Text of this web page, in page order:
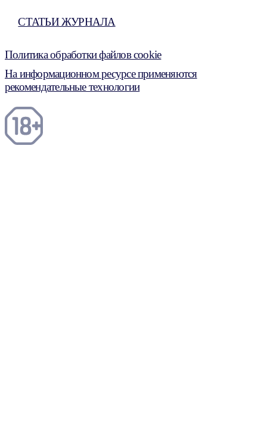
СТАТЬИ ЖУРНАЛА
Политика обработки файлов cookie
На информационном ресурсе применяются
рекомендательные технологии